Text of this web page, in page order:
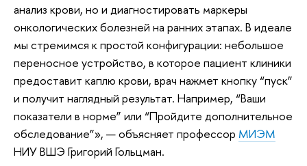
анализ крови, но и диагностировать маркеры
онкологических болезней на ранних этапах. В идеале
мы стремимся к простой конфигурации: небольшое
переносное устройство, в которое пациент клиники
предоставит каплю крови, врач нажмет кнопку “пуск”
и получит наглядный результат. Например, “Ваши
показатели в норме” или “Пройдите дополнительное
обследование”», — объясняет профессор МИЭМ
НИУ ВШЭ Григорий Гольцман.